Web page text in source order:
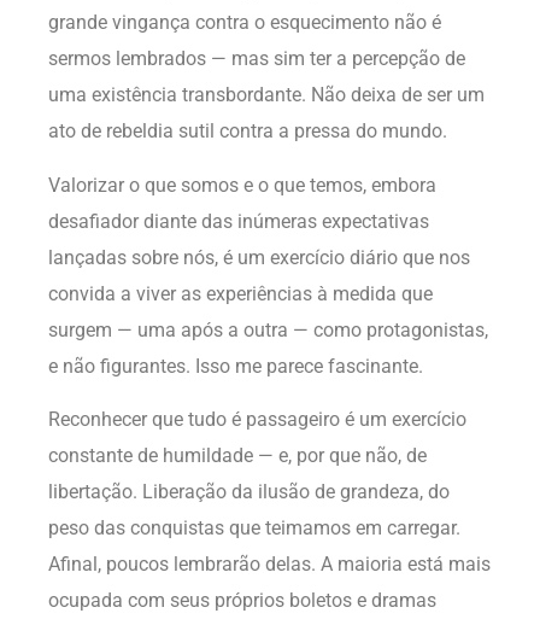
grande vingança contra o esquecimento não é
sermos lembrados — mas sim ter a percepção de
uma existência transbordante. Não deixa de ser um
ato de rebeldia sutil contra a pressa do mundo.
Valorizar o que somos e o que temos, embora
desafiador diante das inúmeras expectativas
lançadas sobre nós, é um exercício diário que nos
convida a viver as experiências à medida que
surgem — uma após a outra — como protagonistas,
e não figurantes. Isso me parece fascinante.
Reconhecer que tudo é passageiro é um exercício
constante de humildade — e, por que não, de
libertação. Liberação da ilusão de grandeza, do
peso das conquistas que teimamos em carregar.
Afinal, poucos lembrarão delas. A maioria está mais
ocupada com seus próprios boletos e dramas